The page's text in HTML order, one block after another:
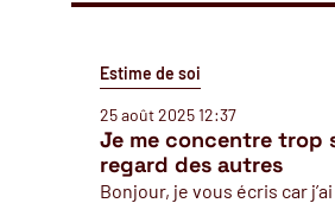
Estime de soi
25 août 2025 12:37
Je me concentre trop
regard des autres
Bonjour, je vous écris car